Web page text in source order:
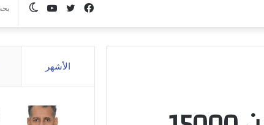
الوضع
المظلم
يوتيوبتويتر
فيسبوك
الأشهر